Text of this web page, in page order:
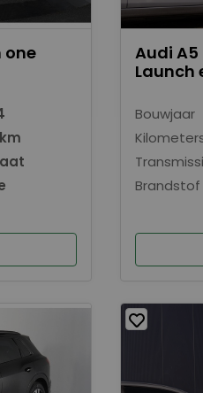
one
Audi A5
Launch
Bouwjaar
Brandstof